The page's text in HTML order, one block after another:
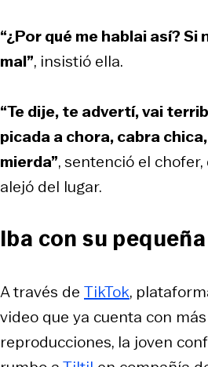
“¿Por qué me hablai así?
mal”, insistió ella.
“Te dije, te advertí, vai
picada a chora, cabra
mierda”, sentenció el
alejó del lugar.
Iba con su
A través de TikTok,
video que ya cuenta con
reproducciones, la joven